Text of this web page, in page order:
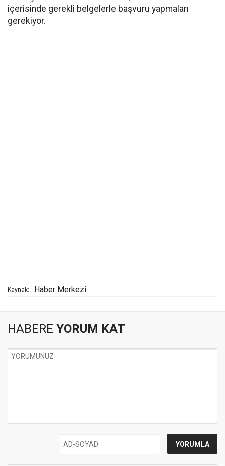
içerisinde gerekli belgelerle başvuru yapmaları
gerekiyor.
Kaynak: Haber Merkezi
HABERE YORUM KAT